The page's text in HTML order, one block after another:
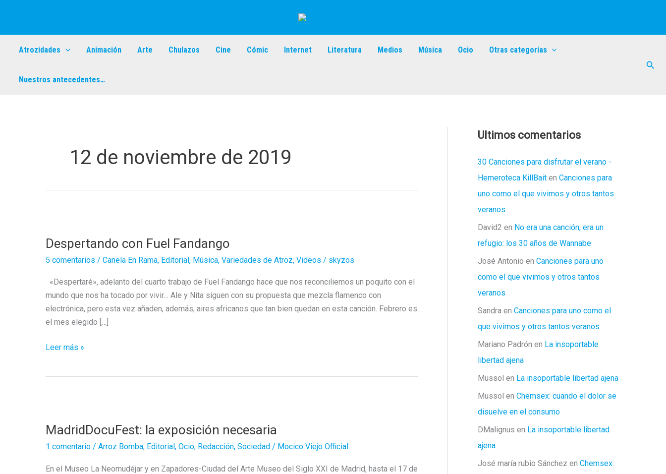
contenido
Atrozidades
Animación Arte Chulazos Cine Cómic Internet Literatura Medios Música Ocio Otras categorías
Nuestros antecedentes…
12 de noviembre de 2019
Despertando con Fuel Fandango
5 comentarios / Canela En Rama, Editorial , Música, Variedades de Atroz, Videos / skyzos
«Despertaré», adelanto del cuarto trabajo de Fuel Fandango hace que nos reconciliemos un poquito con el
mundo que nos ha tocado por vivir… Ale y Nita siguen con su propuesta que mezcla flamenco con
electrónica, pero esta vez añaden, además, aires africanos que tan bien quedan en esta canción. Febrero es
el mes elegido […]
Despertando
Leer más »
MadridDocuFest: la exposición necesaria
1 comentario / Arroz Bomba, Editorial , Ocio, Redacción, Sociedad / Mocico Viejo Official
En el Museo La Neomudéjar y en Zapadores-Ciudad del Arte Museo del Siglo XXI de Madrid, hasta el 17 de
Ultimos comentarios
30 Canciones para disfrutar el verano -
Hemeroteca KillBait en Canciones para
uno como el que vivimos y otros tantos
veranos
David2 en No era una canción, era un
refugio: los 30 años de Wannabe
José Antonio en Canciones para uno
como el que vivimos y otros tantos
veranos
Sandra en Canciones para uno como el
que vivimos y otros tantos veranos
Mariano Padrón en La insoportable
libertad ajena
Mussol en La insoportable libertad ajena
Mussol en Chemsex: cuando el dolor se
disuelve en el consumo
DMalignus en La insoportable libertad
ajena
José maría rubio Sánchez en Chemsex: